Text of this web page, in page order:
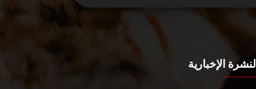
النشرة الإخبارية